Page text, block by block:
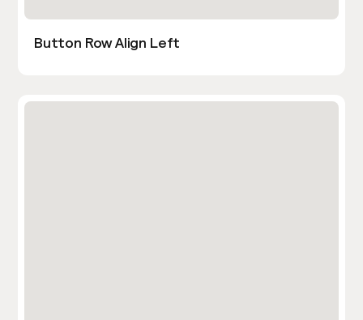
Button Row Align Left